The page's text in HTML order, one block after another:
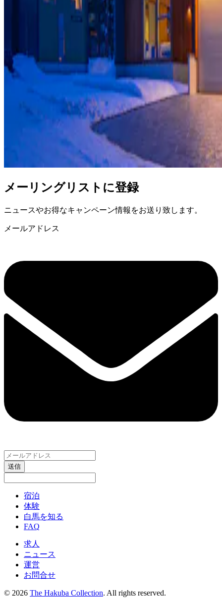
メーリングリストに登録
ニュースやお得なキャンペーン情報をお送り致します。
メールアドレス
送信
宿泊
体験
白馬を知る
FAQ
求人
ニュース
運営
お問合せ
© 2026 The Hakuba Collection. All rights reserved.